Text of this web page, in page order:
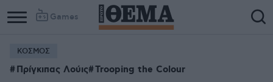
Games
ΚΟΣΜΟΣ
Πρίγκιπας Λούις Trooping the Colour